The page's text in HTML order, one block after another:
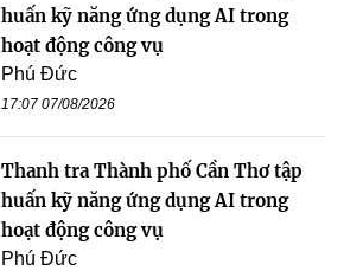
huấn kỹ năng ứng dụng AI trong
hoạt động công vụ
Phú Đức
17:07 07/08/2026
Thanh tra Thành phố Cần Thơ tập
huấn kỹ năng ứng dụng AI trong
hoạt động công vụ
Phú Đức